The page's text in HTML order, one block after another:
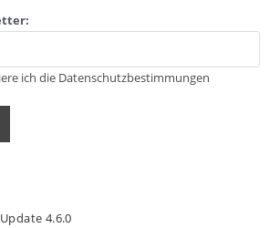
ich die Datenschutzbestimmungen
4.6.0